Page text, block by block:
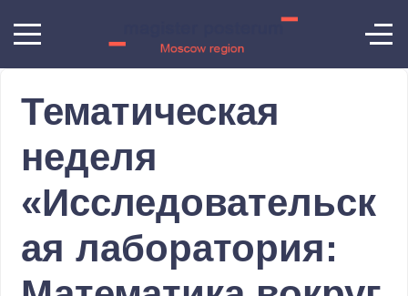
Тематическая
неделя
«Исследовательск
ая лаборатория: